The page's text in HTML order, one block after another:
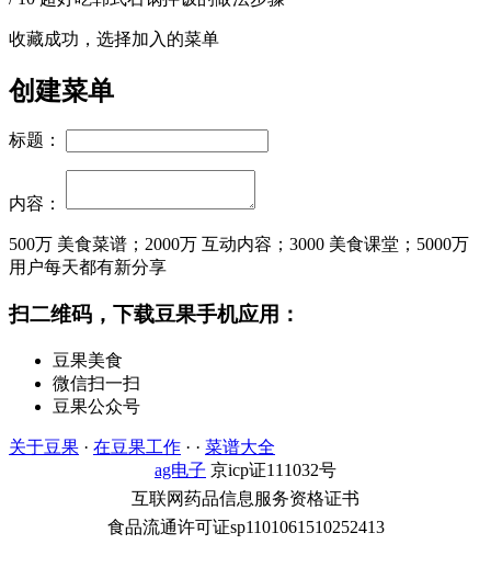
收藏成功，选择加入的菜单
创建菜单
标题：
内容：
500万 美食菜谱； 2000万 互动内容； 3000 美食课堂； 5000万
用户每天都有新分享
扫二维码，下载豆果手机应用：
豆果美食
微信扫一扫
豆果公众号
关于豆果 · 在豆果工作 · · 菜谱大全
ag电子 京icp证111032号
互联网药品信息服务资格证书
食品流通许可证sp1101061510252413